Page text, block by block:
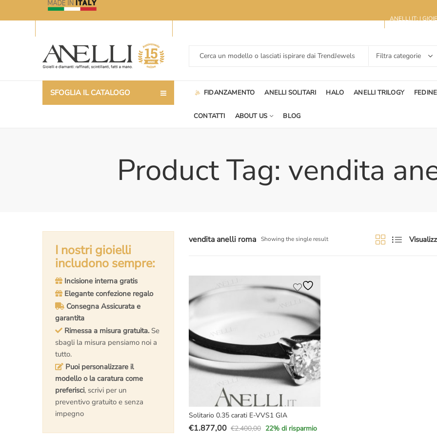
ANELLI.IT: I
SFOGLIA IL CATALOGO FIDANZAMENTO ANELLI SOLITARI HALO ANELLI TRILOGY FEDINE
CONTATTI ABOUT US BLOG
Product Tag: vendita
vendita anelli roma Showing the single result
Solitario 0.35 carati E-VVS1 GIA
€2.400,00
Il
€1.877,00
Il 22% di risparmio
I nostri gioielli
includono sempre:
Incisione interna gratis
Elegante confezione regalo
Consegna Assicurata e
garantita
Rimessa a misura gratuita. Se
sbagli la misura pensiamo noi a
tutto.
Puoi personalizzare il
modello o la caratura come
preferisci, scrivi per un
preventivo gratuito e senza
impegno